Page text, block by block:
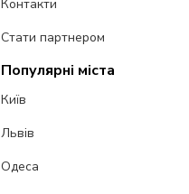
Контакти
Стати партнером
Популярні міста
Київ
Львів
Одеса